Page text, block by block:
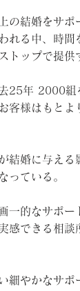
の結婚をサポ
れる中、時
トップで提
25年 2000
客様はもと
結婚に与え
っている。
一的なサポ
感できる相
細やかなサ